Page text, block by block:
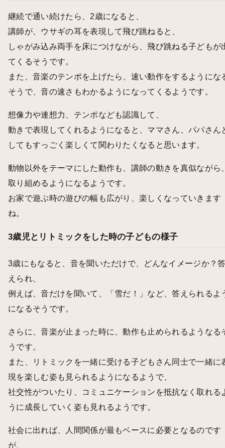
継続で通い続けたら、2歳になると、
講師が、ウサギの耳を表現して飛び跳ねると、
しゃがみ込み両手を床につけながら、飛び跳ねる子どもが
てくるそうです。
また、音楽のテンポを上げたら、速い動作をするようにな
そうで、音の速さもわかるようになってくるようです。
想像力や連想力、テンポなども認識して、
動きで表現してくれるようになると、ママさん、パパさん
してもすっごく楽しくて関わりたくなると思います。
動物以外をテーマにした動作も、講師の動きを真似ながら
取り組めるようになるようです。
お家で遊ぶ時の遊びの幅も広がり、楽しくなっていきます
ね。
3歳児とリトミックをした時の子どもの様子
3歳にもなると、音を聞いただけで、どんなイメージか？
えられ、
例えば、音だけを聞いて、「雪だ！」など、答えられるよ
になるそうです。
さらに、音楽が止まった時に、動作も止められるようなる
うです。
また、リトミックを一緒に受ける子どもさん同士で一緒に
現を楽しむ姿も見られるようになるようで、
社交性がついたり、コミュニケーションを抵抗なく取れる
うに成長していく姿も見れるようです。
社会に出れば、人間関係が最もベースに必要となるのです
が、